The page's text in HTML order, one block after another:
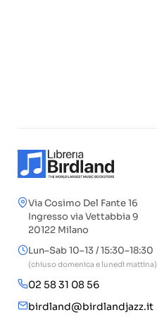
Via Cosimo Del Fante 16
Ingresso via Vettabbia 9
20122 Milano
Lun–Sab 10–13 / 15:30–18:30
(chiuso domenica e lunedì mattina)
02 58 31 08 56
birdland@birdlandjazz.it